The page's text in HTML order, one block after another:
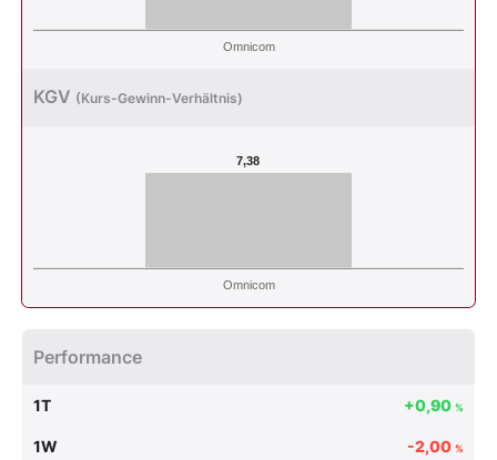
Omnicom
KGV (Kurs-Gewinn-Verhältnis)
7,38
Omnicom
Performance
1T +0,90 %
1W -2,00 %